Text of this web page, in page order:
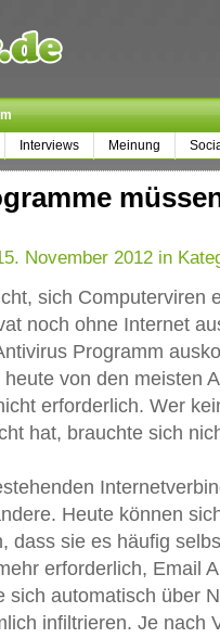
Interviews Meinung
November 2012 in
sich Computerviren
noch ohne Internet
Programm
von den meisten
erforderlich. Wer
hat, brauchte sich
Heute können
dass sie es häufig
erforderlich, Email
sich automatisch über
infiltrieren. Je nach